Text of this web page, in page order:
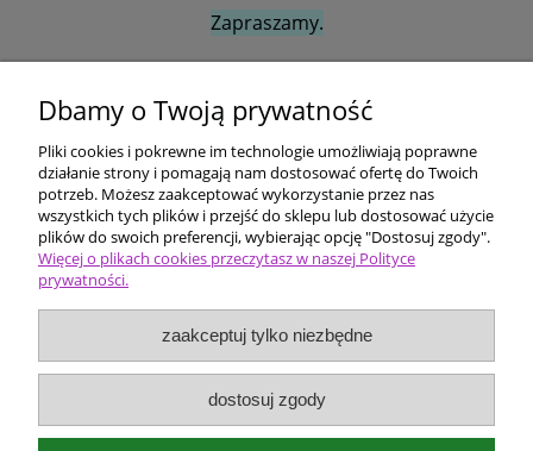
Zapraszamy.
Ten produkt jest niedostępny.
Pomoc
Dostawa i płatności
Ceny i rodzaje zakupów
O firmie
Dbamy o Twoją prywatność
Pliki cookies i pokrewne im technologie umożliwiają poprawne
działanie strony i pomagają nam dostosować ofertę do Twoich
potrzeb. Możesz zaakceptować wykorzystanie przez nas
wszystkich tych plików i przejść do sklepu lub dostosować użycie
plików do swoich preferencji, wybierając opcję "Dostosuj zgody".
Więcej o plikach cookies przeczytasz w naszej Polityce
prywatności.
zaakceptuj tylko niezbędne
dostosuj zgody